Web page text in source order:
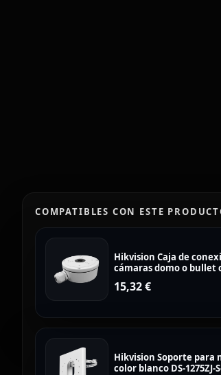
COMPATIBLES CON ESTE
Hikvision Caja de
cámaras domo o bullet
15,32€
Hikvision Soporte para
color blanco DS-1275ZJ-